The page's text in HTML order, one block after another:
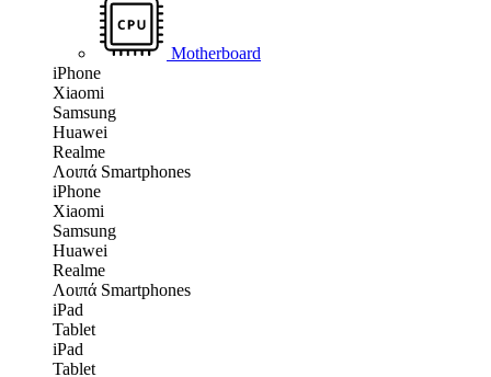
Motherboard
iPhone
Xiaomi
Samsung
Huawei
Realme
Λοιπά Smartphones
iPhone
Xiaomi
Samsung
Huawei
Realme
Λοιπά Smartphones
iPad
Tablet
iPad
Tablet